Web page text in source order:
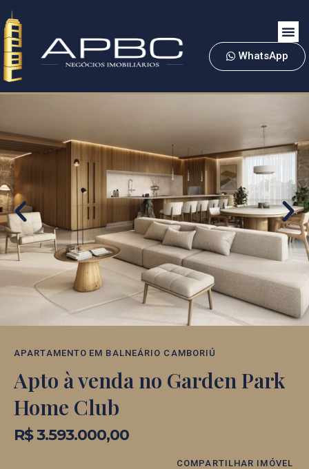
WhatsApp
APARTAMENTO EM BALNEÁRIO CAMBORIÚ
Apto à venda no Garden Park
Home Club
R$ 3.593.000,00
COMPARTILHAR IMÓVEL